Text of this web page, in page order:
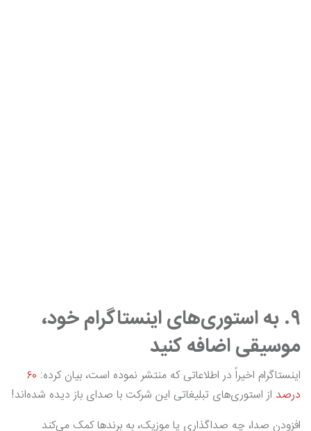
۹. به استوری‌های اینستاگرام خود،
موسیقی اضافه کنید
اینستاگرام اخیراً در اطلاعاتی که منتشر نموده است، بیان کرده: ۶۰
درصد از استوری‌های تبلیغاتی این شرکت با صدای باز دیده شده‌اند!
افزودن صدا، چه صداگذاری یا موزیک، به برندها کمک می‌کند